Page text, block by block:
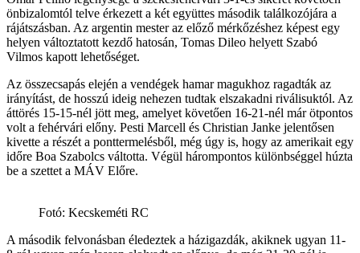
önbizalomtól telve érkezett a két együttes második találkozójára a
rájátszásban. Az argentin mester az előző mérkőzéshez képest egy
helyen változtatott kezdő hatosán, Tomas Dileo helyett Szabó
Vilmos kapott lehetőséget.
Az összecsapás elején a vendégek hamar magukhoz ragadták az
irányítást, de hosszú ideig nehezen tudtak elszakadni riválisuktól. Az
áttörés 15-15-nél jött meg, amelyet követően 16-21-nél már ötpontos
volt a fehérvári előny. Pesti Marcell és Christian Janke jelentősen
kivette a részét a ponttermelésből, még úgy is, hogy az amerikait egy
időre Boa Szabolcs váltotta. Végül hárompontos különbséggel húzta
be a szettet a MÁV Előre.
Fotó: Kecskeméti RC
A második felvonásban éledeztek a házigazdák, akiknek ugyan 11-